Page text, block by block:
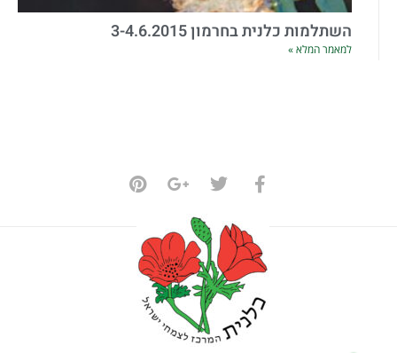
השתלמות כלנית בחרמון 3-4.6.2015
למאמר המלא »